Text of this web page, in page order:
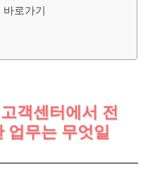
로가기
객센터에서 전
업무는 무엇일